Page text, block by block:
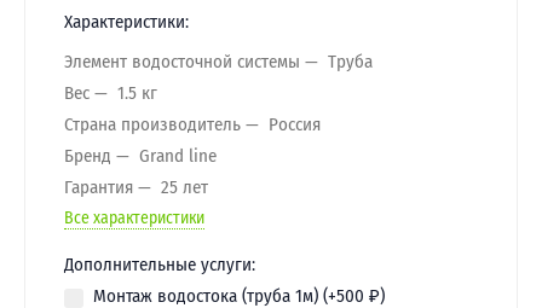
Характеристики:
Элемент водосточной системы
Труба
Вес
1.5 кг
Страна производитель
Россия
Бренд
Grand line
Гарантия
25 лет
Все характеристики
Дополнительные услуги:
Монтаж водостока (труба 1м) (+500 ₽)